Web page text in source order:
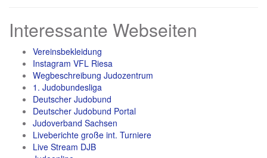
Interessante Webseiten
Vereinsbekleidung
Instagram VFL Riesa
Wegbeschreibung Judozentrum
1. Judobundesliga
Deutscher Judobund
Deutscher Judobund Portal
Judoverband Sachsen
Liveberichte große int. Turniere
Live Stream DJB